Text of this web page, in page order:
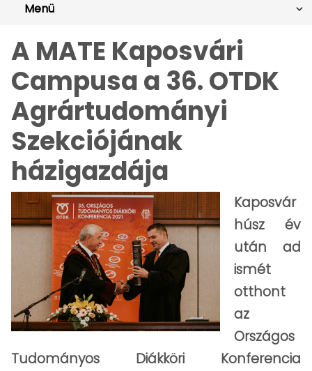
Menü
A MATE Kaposvári
Campusa a 36. OTDK
Agrártudományi
Szekciójának
házigazdája
Kaposvár
húsz év
után ad
ismét
otthont
az
Országos
Tudományos Diákköri Konferencia